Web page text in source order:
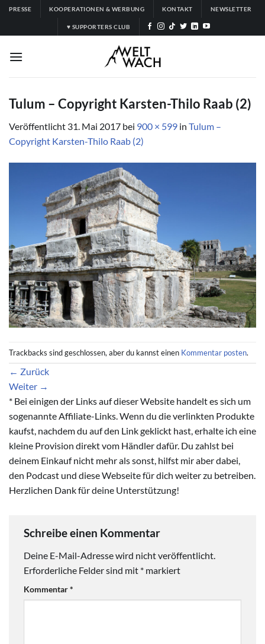
Zum
springen
PRESSE KOOPERATIONEN & WERBUNG KONTAKT NEWSLETTER
♥ SUPPORTERS CLUB
Tulum – Copyright Karsten-Thilo Raab (2)
Veröffentlicht 31. Mai 2017 bei 900 × 599 in Tulum –
Copyright Karsten-Thilo Raab (2)
Trackbacks sind geschlossen, aber du kannst einen Kommentar posten.
← Zurück
Weiter →
* Bei einigen der Links auf dieser Website handelt es sich um
sogenannte Affiliate-Links. Wenn du die verlinkten Produkte
kaufst, nachdem du auf den Link geklickt hast, erhalte ich eine
kleine Provision direkt vom Händler dafür. Du zahlst bei
deinem Einkauf nicht mehr als sonst, hilfst mir aber dabei,
den Podcast und diese Webseite für dich weiter zu betreiben.
Herzlichen Dank für deine Unterstützung!
Schreibe einen Kommentar
Deine E-Mail-Adresse wird nicht veröffentlicht.
Erforderliche Felder sind mit * markiert
Kommentar*